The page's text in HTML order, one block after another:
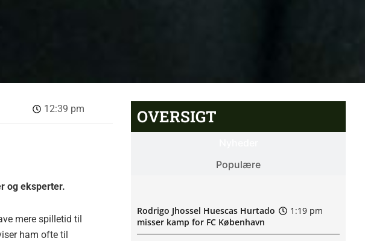
12:39 pm
og eksperter.
mere spilletid til
ham ofte til
OVERSIGT
Populære
Rodrigo Jhossel Huescas Hurtado
misser kamp for FC København
1:19 pm